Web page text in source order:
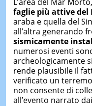
faglie più attive del
araba e quella del
all’altra generando
sismicamente
numerosi eventi
archeologicamente
rende plausibile il
verificato un
non consente di
all’evento narrato